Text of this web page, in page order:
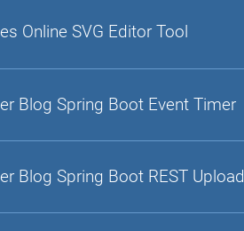
Online SVG Editor Tool
Blog Spring Boot Event Timer
Blog Spring Boot REST Upload